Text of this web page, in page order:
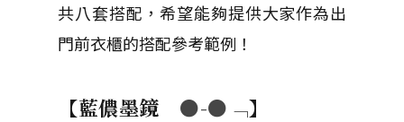
共八套搭配，希望能夠提供大家作為出
門前衣櫃的搭配參考範例！
【藍儂墨鏡 ●-●﹁】